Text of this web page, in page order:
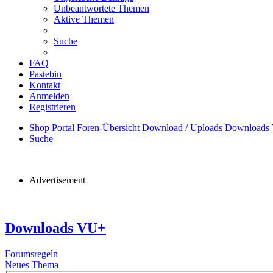
Unbeantwortete Themen
Aktive Themen
Suche
FAQ
Pastebin
Kontakt
Anmelden
Registrieren
Shop Portal Foren-Übersicht Download / Uploads Downloads
Suche
Advertisement
Downloads VU+
Forumsregeln
Neues Thema